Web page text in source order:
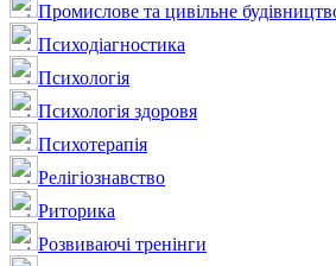
Промислове та цивільне
Психодіагностика
Психологія
Психологія здоровя
Психотерапія
Релігіознавство
Риторика
Розвиваючі тренінги